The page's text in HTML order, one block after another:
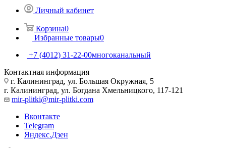
Личный кабинет
Корзина0
Избранные товары0
+7 (4012) 31-22-00многоканальный
Контактная информация
г. Калининград, ул. Большая Окружная, 5
г. Калининград, ул. Богдана Хмельницкого, 117-121
mir-plitki@mir-plitki.com
Вконтакте
Telegram
Яндекс.Дзен